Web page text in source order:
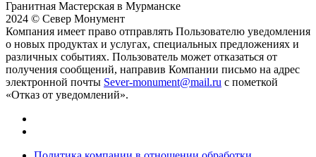
Гранитная Мастерская в Мурманске
2024 © Север Монумент
Компания имеет право отправлять Пользователю уведомления
о новых продуктах и услугах, специальных предложениях и
различных событиях. Пользователь может отказаться от
получения сообщений, направив Компании письмо на адрес
электронной почты Sever-monument@mail.ru с пометкой
«Отказ от уведомлений».